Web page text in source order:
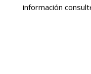
información